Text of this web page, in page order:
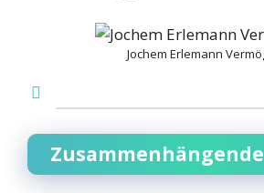
Jochem Erlemann